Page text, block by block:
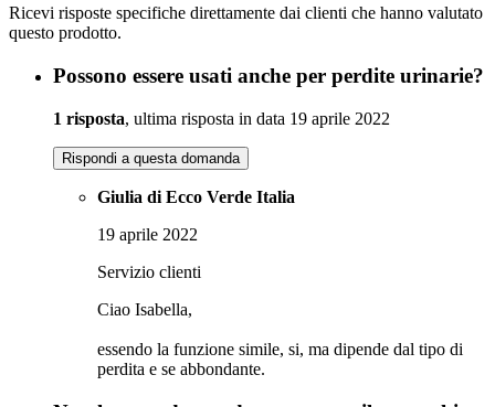
Ricevi risposte specifiche direttamente dai clienti che hanno valutato
questo prodotto.
Possono essere usati anche per perdite urinarie?
1 risposta, ultima risposta in data 19 aprile 2022
Rispondi a questa domanda
Giulia di Ecco Verde Italia
19 aprile 2022
Servizio clienti
Ciao Isabella,
essendo la funzione simile, si, ma dipende dal tipo di
perdita e se abbondante.